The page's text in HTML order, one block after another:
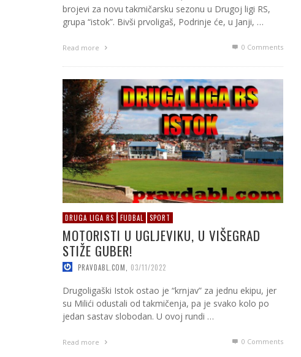
brojevi za novu takmičarsku sezonu u Drugoj ligi RS,
grupa “istok”. Bivši prvoligaš, Podrinje će, u Janji, …
Read more 0 Comments
DRUGA LIGA RS FUDBAL SPORT
MOTORISTI U UGLJEVIKU, U VIŠEGRAD
STIŽE GUBER!
PRAVDABL.COM 03/11/2022
Drugoligaški Istok ostao je “krnjav” za jednu ekipu, jer
su Milići odustali od takmičenja, pa je svako kolo po
jedan sastav slobodan. U ovoj rundi …
Read more 0 Comments